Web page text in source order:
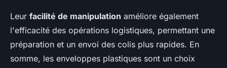
Leur facilité de manipulation améliore également
l'efficacité des opérations logistiques, permettant une
préparation et un envoi des colis plus rapides. En
somme, les enveloppes plastiques sont un choix